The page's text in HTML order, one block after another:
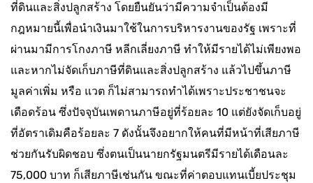
ที่ดินและสิ่งปลูกสร้าง โดยยืนยันว่ามีความจำเป็นต้องมี
กฎหมายนี้เพื่อนำเงินมาใช้ในการบริหารงานของรัฐ เพราะที่
ผ่านมามีการโกงภาษี หลีกเลี่ยงภาษี ทำให้มีรายได้ไม่เพียงพอ
และหากไม่จัดเก็บภาษีที่ดินและสิ่งปลูกสร้าง แล้วไปขึ้นภาษี
มูลค่าเพิ่ม หรือ แวต ก็ไม่สามารถทำได้เพราะประชาชนจะ
เดือดร้อน ซึ่งปัจจุบันเพดานภาษีอยู่ที่ร้อยละ 10 แต่ยังจัดเก็บอยู่
ที่อัตราเดิมคือร้อยละ 7 ดังนั้นจึงอยากให้คนที่มีหน้าที่เสียภาษี
ช่วยกันรับผิดชอบ ซึ่งตนเป็นนายกรัฐมนตรีมีรายได้เดือนละ
75,000 บาท ก็เสียภาษีเช่นกัน ขณะที่ค่าตอบแทนเบี้ยประชุม